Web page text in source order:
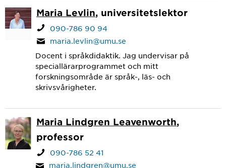
Maria Levlin, universitetslektor
090-786 90 94
maria.levlin@umu.se
Docent i språkdidaktik. Jag undervisar på
speciallärarprogrammet och mitt
forskningsområde är språk-, läs- och
skrivsvårigheter.
Maria Lindgren Leavenworth,
professor
090-786 52 41
maria.lindgren@umu.se